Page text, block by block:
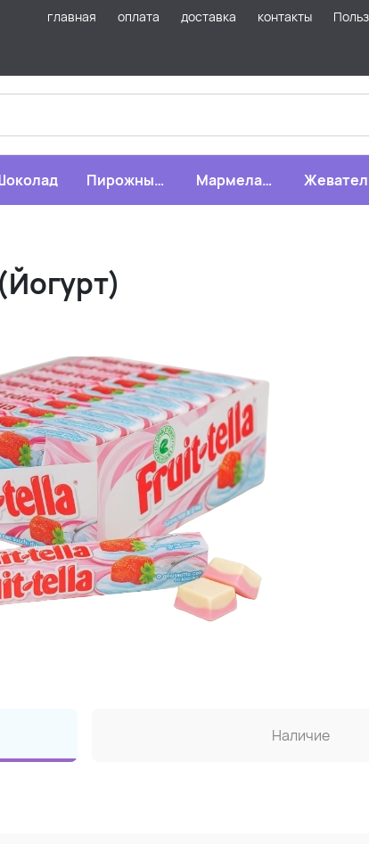
главная оплата доставка контакты
Пирожные,
бисквиты,
Мармелад,
зефир,
Наличие